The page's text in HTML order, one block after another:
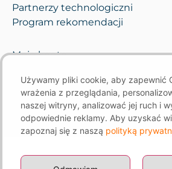
Partnerzy technologiczni
Program rekomendacji
Moje konto
Kontakt
Używamy pliki cookie, aby zapewnić
wrażenia z przeglądania,
naszej witryny, analizować jej ruch i
odpowiednie reklamy. Aby uzyskać
zapoznaj się z naszą polityką